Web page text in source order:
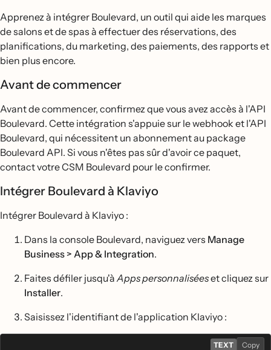
Apprenez à intégrer Boulevard, un outil qui aide les marques
de salons et de spas à effectuer des réservations, des
planifications, du marketing, des paiements, des rapports et
bien plus encore.
Avant de commencer
Avant de commencer, confirmez que vous avez accès à l'API
Boulevard. Cette intégration s'appuie sur le webhook et l'API
Boulevard, qui nécessitent un abonnement au package
Boulevard API. Si vous n'êtes pas sûr d'avoir ce paquet,
contact votre CSM Boulevard pour le confirmer.
Intégrer Boulevard à Klaviyo
Intégrer Boulevard à Klaviyo :
Dans la console Boulevard, naviguez vers Manage
Business > App & Integration.
Faites défiler jusqu'àApps personnaliséeset cliquez sur
Installer.
Saisissez l'identifiant de l'application Klaviyo :
TEXT Copy